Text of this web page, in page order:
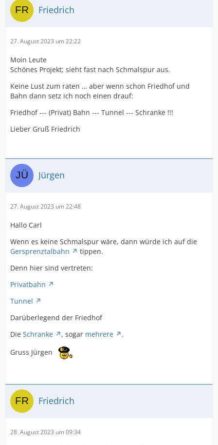
Friedrich
27. August 2023 um 22:22
Moin Leute
Schönes Projekt; sieht fast nach Schmalspur aus.
Keine Lust zum raten … aber wenn schon Friedhof und
Bahn dann setz ich noch einen drauf:
Friedhof --- (Privat) Bahn --- Tunnel --- Schranke !!!
Lieber Gruß Friedrich
Jürgen
27. August 2023 um 22:48
Hallo Carl
Wenn es keine Schmalspur wäre, dann würde ich auf die
Gersprenztalbahn
tippen.
Denn hier sind vertreten:
Privatbahn
Tunnel
Darüberlegend der Friedhof
Die Schranke , sogar mehrere
.
Gruss Jürgen
Friedrich
28. August 2023 um 09:34